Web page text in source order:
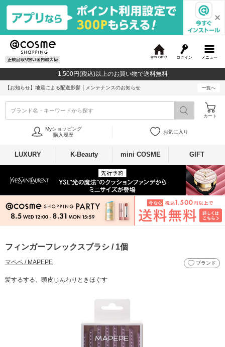
メニュー
ログイン
c
o
1,500円(税込)以上のお買い物で送料無料
【お知らせ】 地震による配送影響 メンテナンスのお知らせ 一覧へ
ブランド名・キーワードから探す
カート
Myショッピング
購入履歴
お気に入り
LUXURY K-Beauty mini COSME GIFT
フィンガーフレックスブラシ / 1個
マペペ / MAPEPE ブランド
髪するする、頭皮じんわりときほぐす